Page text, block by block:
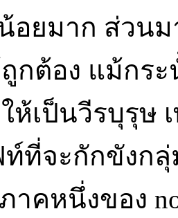
อยมาก ส่วนม
กต้อง แม้กร
ห้เป็นวีรบุรุษ
ที่จะกักขังก
คหนึ่งของ